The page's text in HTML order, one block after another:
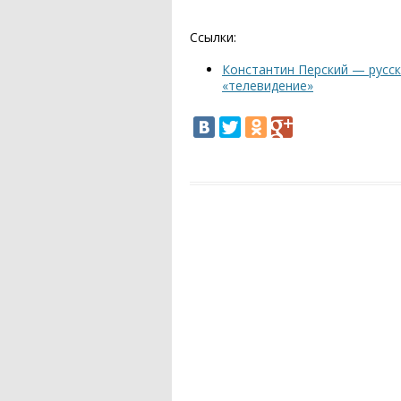
Ссылки:
Константин Перский —
«телевидение»